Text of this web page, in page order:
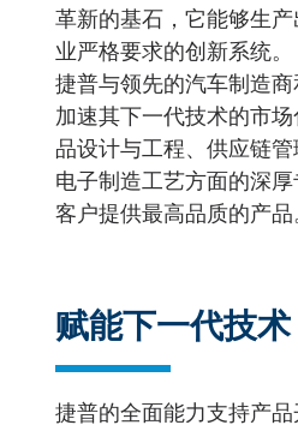
革新的基石，它能够生
业严格要求的创新系统。
捷普与领先的汽车制造商
加速其下一代技术的市
品设计与工程、供应链
电子制造工艺方面的深
客户提供最高品质的产品
赋能下一代技术
捷普的全面能力支持产